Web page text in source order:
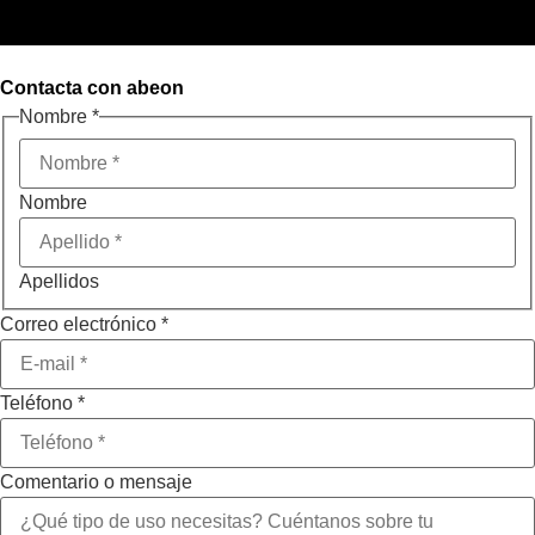
Contacta con abeon
Nombre *
Nombre
Apellidos
Correo electrónico *
Teléfono *
RGPD
Nombre
electrónico
Comentario o mensaje